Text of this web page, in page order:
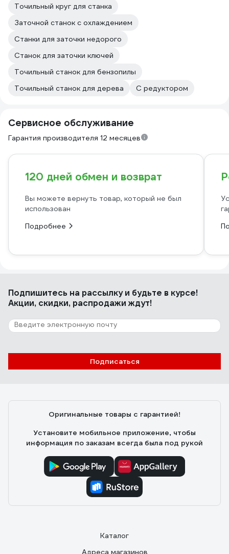
Точильный круг для станка
Заточной станок с охлаждением
Станки для заточки недорого
Станок для заточки ключей
Точильный станок для бензопилы
Точильный станок для дерева
С редуктором
Сервисное обслуживание
Гарантия производителя 12 месяцев
120 дней обмен и возврат
Вы можете вернуть товар, который не был
использован
Подробнее
Подпишитесь на рассылкуи будьте в курсе!
Акции, скидки, распродажи ждут!
Подписаться
Оригинальные товары с гарантией!
Установите мобильное приложение, чтобы
информация по заказам всегда была под рукой
Каталог
Адреса магазинов